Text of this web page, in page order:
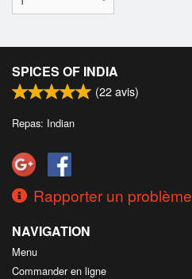
SPICES OF INDIA
(22avis)
Repas: Indian
Rapporter un problème
NAVIGATION
Menu
Commander en ligne